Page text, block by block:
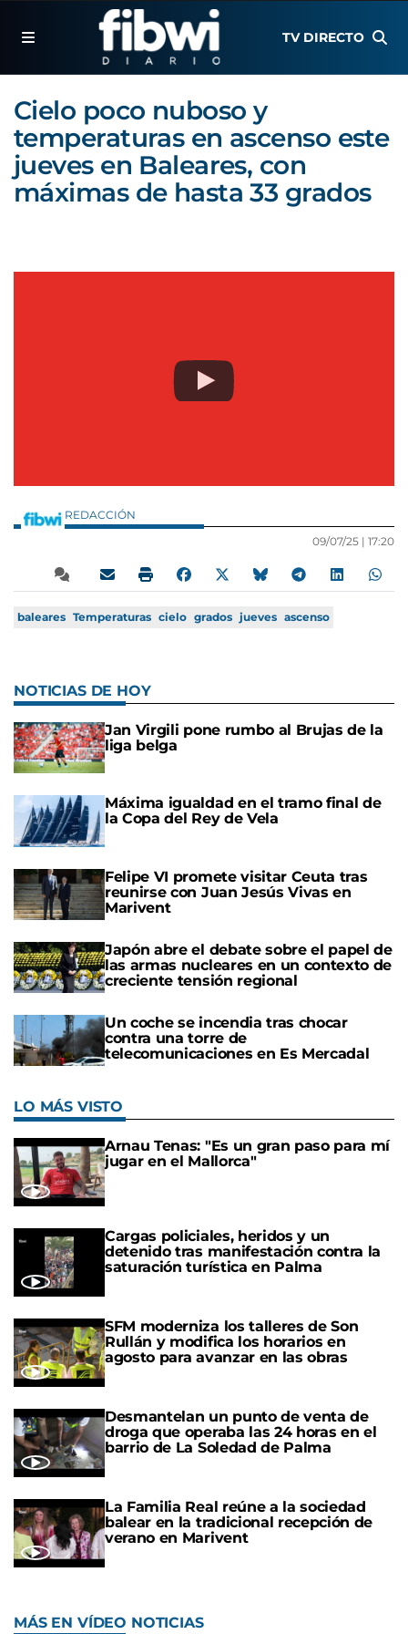
TV DIRECTO
Cielo poco nuboso y
temperaturas en ascenso este
jueves en Baleares, con
máximas de hasta 33 grados
REDACCIÓN
09/07/25 | 17:20
baleares Temperaturas cielo grados jueves ascenso
NOTICIAS DE HOY
Jan Virgili pone rumbo al Brujas de la
liga belga
Máxima igualdad en el tramo final de
la Copa del Rey de Vela
Felipe VI promete visitar Ceuta tras
reunirse con Juan Jesús Vivas en
Marivent
Japón abre el debate sobre el papel de
las armas nucleares en un contexto de
creciente tensión regional
Un coche se incendia tras chocar
contra una torre de
telecomunicaciones en Es Mercadal
LO MÁS VISTO
Arnau Tenas: "Es un gran paso para mí
jugar en el Mallorca"
Cargas policiales, heridos y un
detenido tras manifestación contra la
saturación turística en Palma
SFM moderniza los talleres de Son
Rullán y modifica los horarios en
agosto para avanzar en las obras
Desmantelan un punto de venta de
droga que operaba las 24 horas en el
barrio de La Soledad de Palma
La Familia Real reúne a la sociedad
balear en la tradicional recepción de
verano en Marivent
MÁS EN VÍDEO NOTICIAS